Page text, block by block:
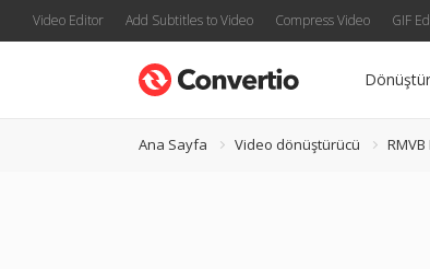
Video Editor Add Subtitles to Video Compress Video GIF
Dönüştür
Ana Sayfa Video dönüştürücü